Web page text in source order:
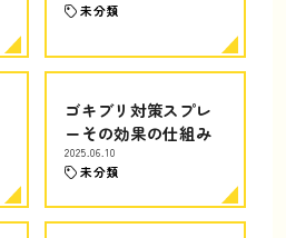
未分類
ゴキブリ対策スプレ
ーその効果の仕組み
2025.06.10
未分類